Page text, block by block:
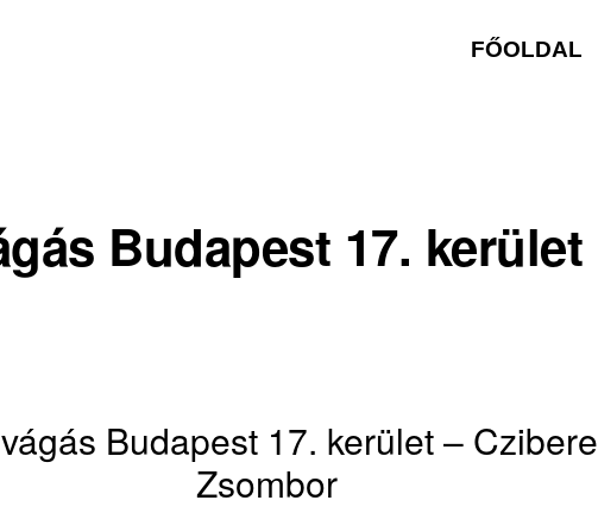
FŐOLDAL
Budapest 17. kerület
Budapest 17. kerület – Czibere
Zsombor